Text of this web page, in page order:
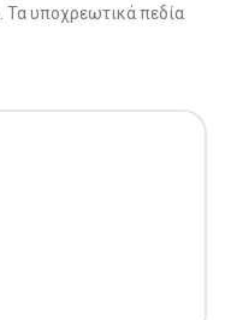
Τα υποχρεωτικά πεδία